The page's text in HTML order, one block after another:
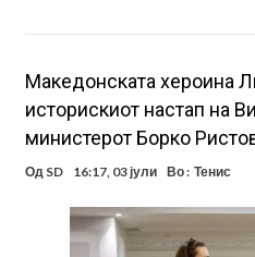
Mакедонската хероина
историскиот настап на
министерот Борко
Од SD 16:17, 03 јули Во : Тенис